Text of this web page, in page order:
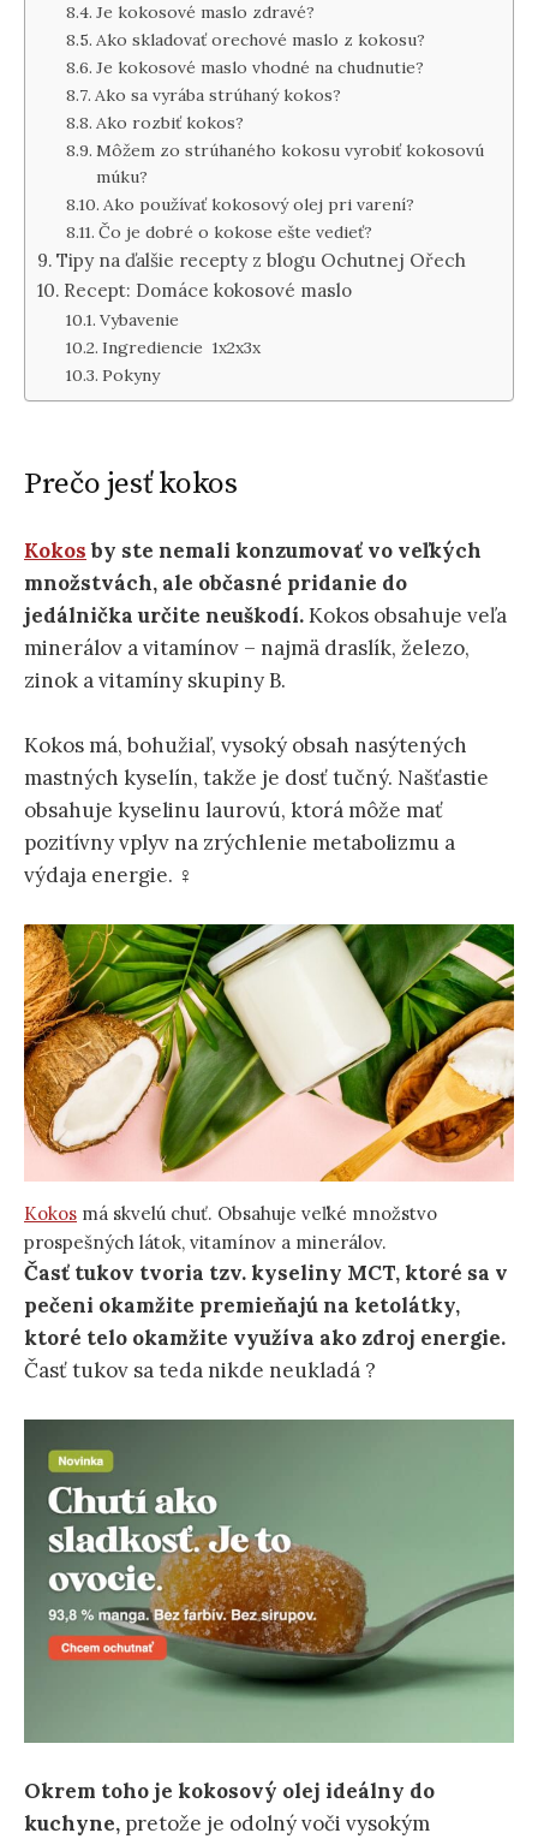
Je kokosové maslo zdravé?
Ako skladovať orechové maslo z kokosu?
Je kokosové maslo vhodné na chudnutie?
Ako sa vyrába strúhaný kokos?
Ako rozbiť kokos?
Môžem zo strúhaného kokosu vyrobiť kokosovú
múku?
Ako používať kokosový olej pri varení?
Čo je dobré o kokose ešte vedieť?
Tipy na ďalšie recepty z blogu Ochutnej Ořech
Recept: Domáce kokosové maslo
Vybavenie
Ingrediencie 1x2x3x
Pokyny
Prečo jesť kokos
Kokosby ste nemali konzumovať vo veľkých
množstvách, ale občasné pridanie do
jedálnička určite neuškodí.Kokos obsahuje veľa
minerálov a vitamínov – najmä draslík, železo,
zinok a vitamíny skupiny B.
Kokos má, bohužiaľ, vysoký obsah nasýtených
mastných kyselín, takže je dosť tučný. Našťastie
obsahuje kyselinu laurovú, ktorá môže mať
pozitívny vplyv na zrýchlenie metabolizmu a
výdaja energie. ️‍♀️
Kokos má skvelú chuť. Obsahuje veľké množstvo
prospešných látok, vitamínov a minerálov.
Časť tukov tvoria tzv. kyseliny MCT, ktoré sa v
pečeni okamžite premieňajú na ketolátky,
ktoré telo okamžite využíva ako zdroj energie.
Časť tukov sa teda nikde neukladá ?
Okrem toho je kokosový olej ideálny do
kuchyne, pretože je odolný voči vysokým